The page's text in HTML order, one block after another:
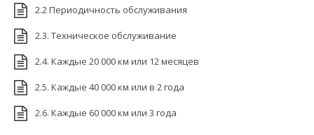
2.2 Периодичность обслуживания
2.3. Техническое обслуживание
2.4. Каждые 20 000 км или 12 месяцев
2.5. Каждые 40 000 км или в 2 года
2.6. Каждые 60 000 км или 3 года